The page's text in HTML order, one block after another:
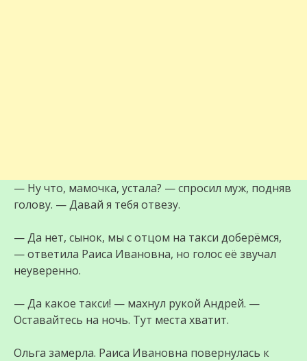
— Ну что, мамочка, устала? — спросил муж, подняв
голову. — Давай я тебя отвезу.
— Да нет, сынок, мы с отцом на такси доберёмся,
— ответила Раиса Ивановна, но голос её звучал
неуверенно.
— Да какое такси! — махнул рукой Андрей. —
Оставайтесь на ночь. Тут места хватит.
Ольга замерла. Раиса Ивановна повернулась к